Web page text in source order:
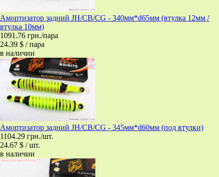
Амортизатор задний JH/CB/CG - 340мм*d65мм (втулка 12мм /
втулка 10мм)
1091.76 грн./пара
24.39 $ / пара
в наличии
Амортизатор задний JH/CB/CG - 345мм*d60мм (под втулки)
1104.29 грн./шт.
24.67 $ / шт.
в наличии